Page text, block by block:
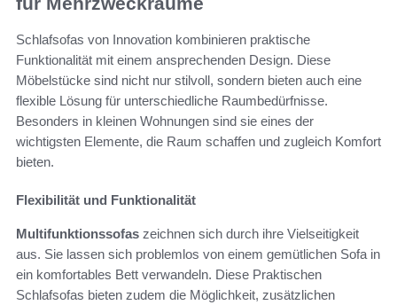
Schlafsofas von Innovation kombinieren praktische
Funktionalität mit einem ansprechenden Design. Diese
Möbelstücke sind nicht nur stilvoll, sondern bieten auch eine
flexible Lösung für unterschiedliche Raumbedürfnisse.
Besonders in kleinen Wohnungen sind sie eines der
wichtigsten Elemente, die Raum schaffen und zugleich Komfort
bieten.
Flexibilität und Funktionalität
Multifunktionssofas zeichnen sich durch ihre Vielseitigkeit
aus. Sie lassen sich problemlos von einem gemütlichen Sofa in
ein komfortables Bett verwandeln. Diese Praktischen
Schlafsofas bieten zudem die Möglichkeit, zusätzlichen